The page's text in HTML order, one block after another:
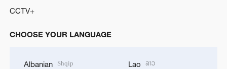
CCTV+
CHOOSE YOUR LANGUAGE
Albanian Shqip Lao ລາວ